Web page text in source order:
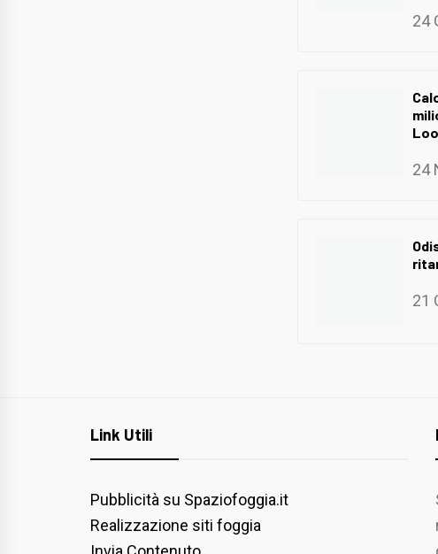
24
24
21
Link Utili
Pubblicità su Spaziofoggia.it
Realizzazione siti foggia